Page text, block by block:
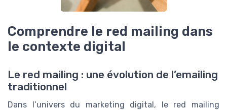
Comprendre le red mailing dans
le contexte digital
Le red mailing : une évolution de l’emailing
traditionnel
Dans l’univers du marketing digital, le red mailing